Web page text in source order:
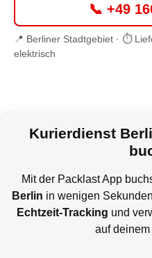
📞 +49
📍 Berliner Stadtgebiet · ⏱
elektrisch
Kurierdienst
Mit der Packlast App
Berlin in wenigen
Echtzeit-Tracking und
auf